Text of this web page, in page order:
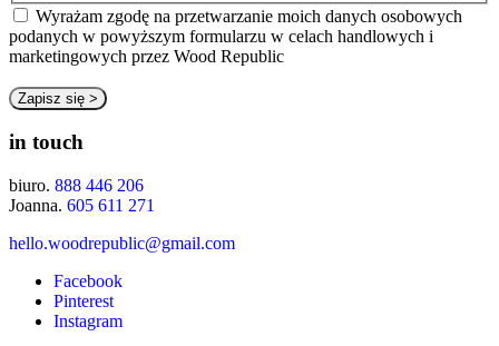
Wyrażam zgodę na przetwarzanie moich danych osobowych
podanych w powyższym formularzu w celach handlowych i
marketingowych przez Wood Republic
in touch
biuro. 888 446 206
Joanna. 605 611 271
hello.woodrepublic@gmail.com
Facebook
Pinterest
Instagram